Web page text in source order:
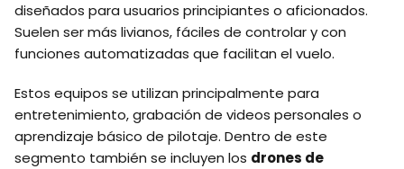
diseñados para usuarios principiantes o aficionados.
Suelen ser más livianos, fáciles de controlar y con
funciones automatizadas que facilitan el vuelo.
Estos equipos se utilizan principalmente para
entretenimiento, grabación de videos personales o
aprendizaje básico de pilotaje. Dentro de este
segmento también se incluyen los drones de